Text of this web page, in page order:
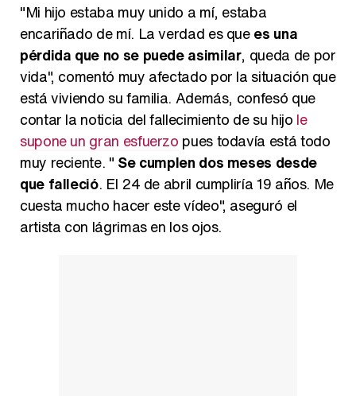
"Mi hijo estaba muy unido a mí, estaba
encariñado de mí. La verdad es quees una
pérdida que no se puede asimilar, queda de por
vida", comentó muy afectado por la situación que
está viviendo su familia. Además, confesó que
contar la noticia del fallecimiento de su hijo le
supone un gran esfuerzo pues todavía está todo
muy reciente. " Se cumplen dos meses desde
que falleció. El 24 de abril cumpliría 19 años. Me
cuesta mucho hacer este vídeo", aseguró el
artista con lágrimas en los ojos.